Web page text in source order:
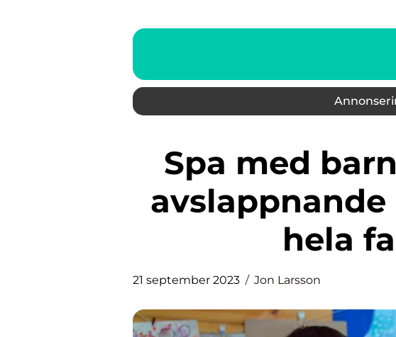
Spa med barn: En lyxig och
hela
21 september 2023 Jon Larsson